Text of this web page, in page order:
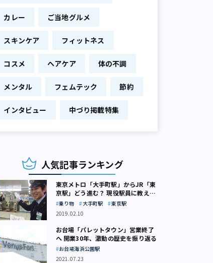
カレー ご当地グルメ
スキンケア フィットネス
コスメ ヘアケア 体の不調
メンタル フェムテック 節約
インタビュー 中づり掲載特集
人気記事ランキング
東京メトロ「大手町駅」からJR「東
京駅」どう進む？ 現役駅員に教えて
もらいました
乗り物 大手町駅
東京駅
2019.02.10
お台場「パレットタウン」営業終了
へ 開業30年、激動の歴史を振り返る
お台場海浜公園駅
2021.07.23